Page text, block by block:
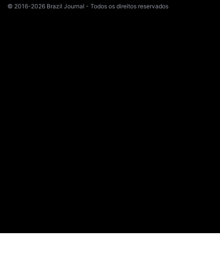
© 2016-2026 Brazil Journal - Todos os direitos reservados